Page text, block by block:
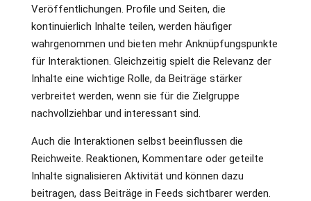
Veröffentlichungen. Profile und Seiten, die
kontinuierlich Inhalte teilen, werden häufiger
wahrgenommen und bieten mehr Anknüpfungspunkte
für Interaktionen. Gleichzeitig spielt die Relevanz der
Inhalte eine wichtige Rolle, da Beiträge stärker
verbreitet werden, wenn sie für die Zielgruppe
nachvollziehbar und interessant sind.
Auch die Interaktionen selbst beeinflussen die
Reichweite. Reaktionen, Kommentare oder geteilte
Inhalte signalisieren Aktivität und können dazu
beitragen, dass Beiträge in Feeds sichtbarer werden.